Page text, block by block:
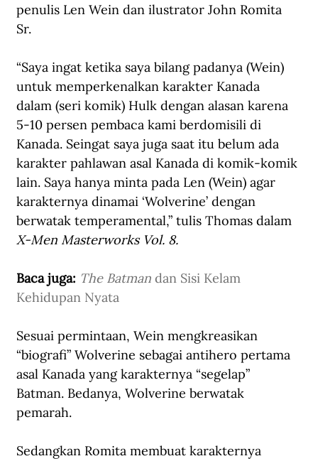
penulis Len Wein dan ilustrator John Romita
Sr.
“Saya ingat ketika saya bilang padanya (Wein)
untuk memperkenalkan karakter Kanada
dalam (seri komik) Hulk dengan alasan karena
5-10 persen pembaca kami berdomisili di
Kanada. Seingat saya juga saat itu belum ada
karakter pahlawan asal Kanada di komik-komik
lain. Saya hanya minta pada Len (Wein) agar
karakternya dinamai ‘Wolverine’ dengan
berwatak temperamental,” tulis Thomas dalam
X-Men Masterworks Vol. 8.
Baca juga: The Batman dan Sisi Kelam
Kehidupan Nyata
Sesuai permintaan, Wein mengkreasikan
“biografi” Wolverine sebagai antihero pertama
asal Kanada yang karakternya “segelap”
Batman. Bedanya, Wolverine berwatak
pemarah.
Sedangkan Romita membuat karakternya